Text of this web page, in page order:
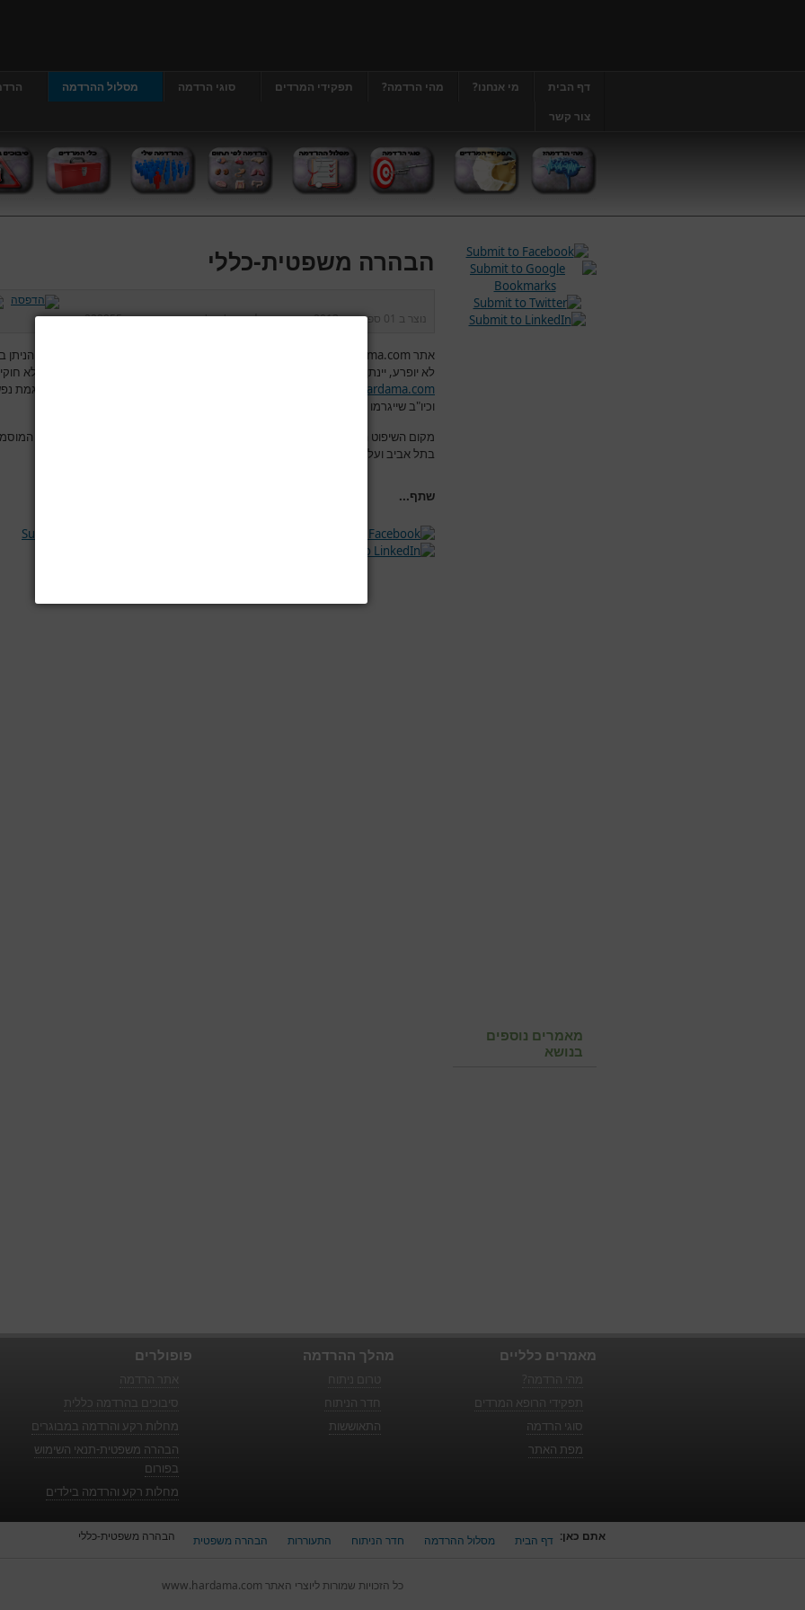
דף הבית מי אנחנו? מהי הרדמה? תפקידי המרדים סוגי הרדמה מסלול ההרדמה
צור קשר
הבהרה משפטית-כללי
נוצר ב 01 ספטמבר 2013 נכתב על ידידר' גרג'י יונתן כניסות:222955
אתר www.hardama.com
והגורמים המפעילים את האתר אינם מתחייבים שהשירות הניתן
לא יופרע, יינתן כסדרו ללא הפסקות והפרעות ו/או יהיה חסין מפני גישה ושיבוש תכנים לא
www.hardama.com
והגורמים המפעילים לא יהיו אחראים לכל נזק, ישיר או עקיף, עגמת
וכיו"ב שייגרמו למשתמש באתר או לרכושו עקב כך
מקום השיפוט הבלעדי בגין כל עניין הנובע מהשימוש באתר, הוא אך ורק בבתי המשפט
בתל אביב ועל השימוש באתר יחולו אך ורק דיני מדינת ישראל
שתף...
מאמרים נוספים
בנושא
פופולרים
סיבוכים בהרדמה כללית
מחלות רקע והרדמה במבוגרים
הבהרה משפטית-תנאי השימוש
בפורום
מחלות רקע והרדמה בילדים
מהלך ההרדמה
חדר הניתוח
התאוששות
מאמרים כלליים
תפקידי הרופא המרדים
סוגי הרדמה
מפת האתר
אתם כאן: דף הבית מסלול ההרדמה חדר הניתוח התעוררות הבהרה משפטית הבהרה משפטית-כללי
כל הזכויות שמורות ליוצרי האתר www.hardama.com